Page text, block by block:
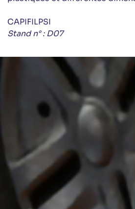
CAPIFILPSI
Stand n° : D07